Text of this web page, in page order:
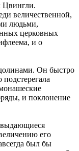
Цвингли.
величественной,
людьми,
церковных
и о
Он быстро
и поклонение
выдающиеся
его
был бы